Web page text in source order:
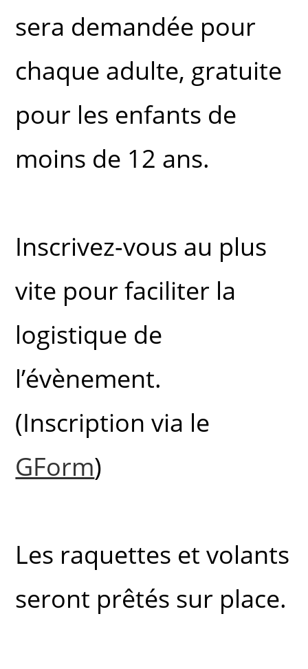
sera demandée pour
chaque adulte, gratuite
pour les enfants de
moins de 12 ans.
Inscrivez-vous au plus
vite pour faciliter la
logistique de
l’évènement.
(Inscription via le
GForm)
Les raquettes et volants
seront prêtés sur place.